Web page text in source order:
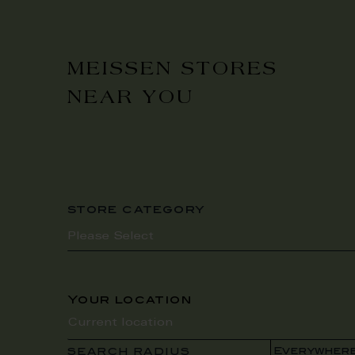
MEISSEN STORES
NEAR YOU
store category
Your location
SEARCH RADIUS